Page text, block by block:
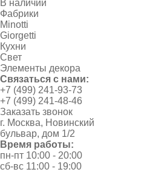
В наличии
Фабрики
Minotti
Giorgetti
Кухни
Свет
Элементы декора
Связаться с нами:
+7 (499) 241-93-73
+7 (499) 241-48-46
Заказать звонок
г. Москва, Новинский
бульвар, дом 1/2
Время работы:
пн-пт 10:00 - 20:00
сб-вс 11:00 - 19:00